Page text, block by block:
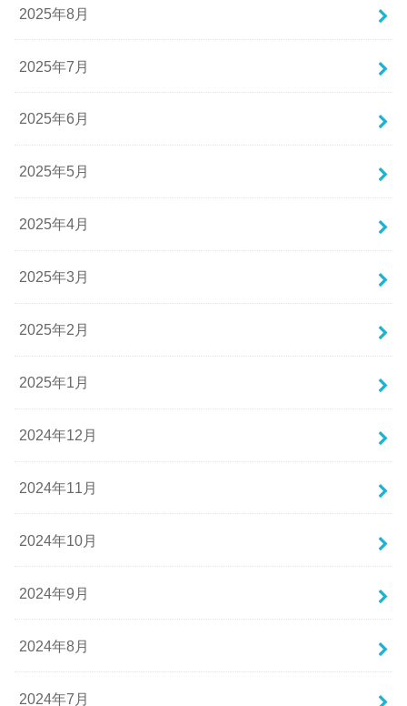
2025年8月
2025年7月
2025年6月
2025年5月
2025年4月
2025年3月
2025年2月
2025年1月
2024年12月
2024年11月
2024年10月
2024年9月
2024年8月
2024年7月